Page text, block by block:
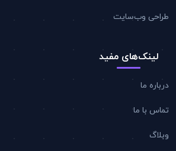
طراحی وب‌سایت
لینک‌های مفید
درباره ما
تماس با ما
وبلاگ